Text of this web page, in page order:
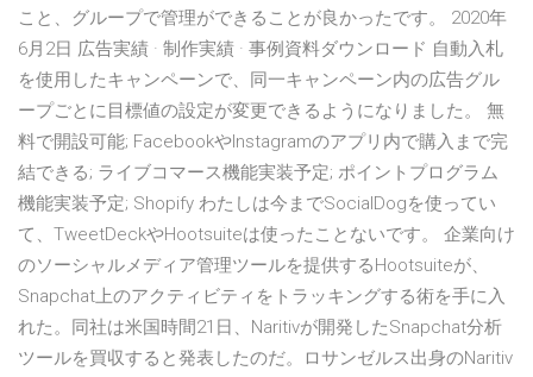
こと、グループで管理ができることが良かったです。 2020年
6月2日 広告実績 · 制作実績 · 事例資料ダウンロード 自動入札
を使用したキャンペーンで、同一キャンペーン内の広告グル
ープごとに目標値の設定が変更できるようになりました。 無
料で開設可能; FacebookやInstagramのアプリ内で購入まで完
結できる; ライブコマース機能実装予定; ポイントプログラム
機能実装予定; Shopify わたしは今までSocialDogを使ってい
て、TweetDeckやHootsuiteは使ったことないです。 企業向け
のソーシャルメディア管理ツールを提供するHootsuiteが、
Snapchat上のアクティビティをトラッキングする術を手に入
れた。同社は米国時間21日、Naritivが開発したSnapchat分析
ツールを買収すると発表したのだ。ロサンゼルス出身のNaritiv